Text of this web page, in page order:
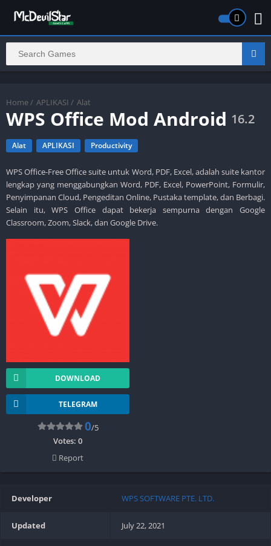
Home / APLIKASI / Alat
WPS Office Mod Android 16.2
Alat APLIKASI Productivity
WPS Office-Free Office suite untuk Word, PDF, Excel, adalah suite kantor
lengkap yang menggabungkan Word, PDF, Excel, PowerPoint, Formulir,
Penyimpanan Cloud, Pengeditan Online, Pustaka template, dan Berbagi.
Selain itu, WPS Office dapat bekerja sempurna dengan Google
Classroom, Zoom, Slack, dan Google Drive.
DOWNLOAD
TELEGRAM
0/5
Votes: 0
Report
Developer WPS SOFTWARE PTE. LTD.
Updated July 22, 2021